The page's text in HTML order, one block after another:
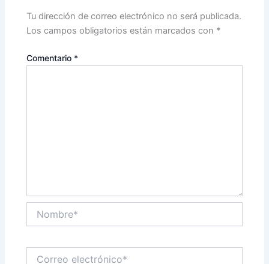
Tu dirección de correo electrónico no será publicada.
Los campos obligatorios están marcados con *
Comentario *